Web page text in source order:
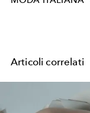
Articoli correlati